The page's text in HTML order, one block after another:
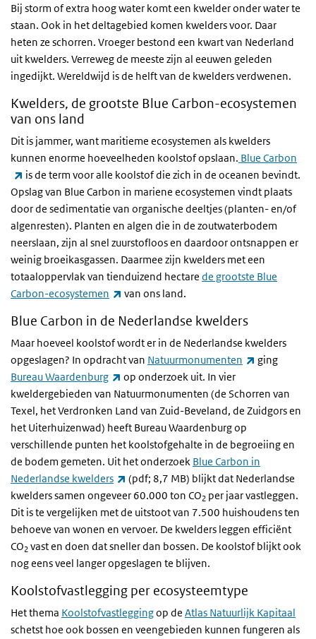
Bij storm of extra hoog water komt een kwelder onder water te
staan. Ook in het deltagebied komen kwelders voor. Daar
heten ze schorren. Vroeger bestond een kwart van Nederland
uit kwelders. Verreweg de meeste zijn al eeuwen geleden
ingedijkt. Wereldwijd is de helft van de kwelders verdwenen.
Kwelders, de grootste Blue Carbon-ecosystemen
van ons land
Dit is jammer, want maritieme ecosystemen als kwelders
kunnen enorme hoeveelheden koolstof opslaan. Blue Carbon
(externe link)
is de term voor alle koolstof die zich in de oceanen bevindt.
Opslag van Blue Carbon in mariene ecosystemen vindt plaats
door de sedimentatie van organische deeltjes (planten- en/of
algenresten). Planten en algen die in de zoutwaterbodem
neerslaan, zijn al snel zuurstofloos en daardoor ontsnappen er
weinig broeikasgassen. Daarmee zijn kwelders met een
totaaloppervlak van tienduizend hectare de grootste Blue
Carbon-ecosystemen
(externe link)
van ons land.
Blue Carbon in de Nederlandse kwelders
Maar hoeveel koolstof wordt er in de Nederlandse kwelders
opgeslagen? In opdracht van Natuurmonumenten (externe
ging
Bureau Waardenburg
(externe link)
op onderzoek uit. In vier
kweldergebieden van Natuurmonumenten (de Schorren van
Texel, het Verdronken Land van Zuid-Beveland, de Zuidgors en
het Uiterhuizenwad) heeft Bureau Waardenburg op
verschillende punten het koolstofgehalte in de begroeiing en
de bodem gemeten. Uit het onderzoek Blue Carbon in
Nederlandse kwelders
(externe link)
(pdf; 8,7 MB) blijkt dat Nederlandse
kwelders samen ongeveer 60.000 ton CO2 per jaar vastleggen.
Dit is te vergelijken met de uitstoot van 7.500 huishoudens ten
behoeve van wonen en vervoer. De kwelders leggen efficiënt
CO2vast en doen dat sneller dan bossen. De koolstof blijkt ook
nog eens veel langer opgeslagen te blijven.
Koolstofvastlegging per ecosysteemtype
Het thema Koolstofvastleggingop de Atlas Natuurlijk Kapitaal
schetst hoe ook bossen en veengebieden kunnen fungeren als